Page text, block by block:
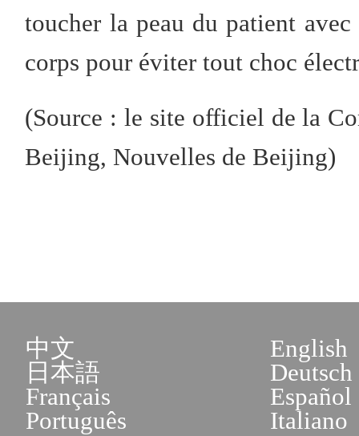
toucher la peau du patient
corps pour éviter tout choc
(Source : le site officiel de la
Beijing, Nouvelles de Beijing)
中文
English
日本語
Deutsch
Français
Español
Português
Italiano